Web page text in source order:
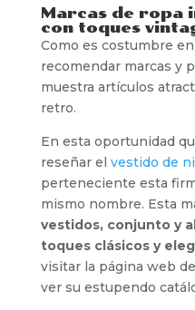
Marcas de ropa
con toques
Como es costumbre
recomendar marcas y
muestra artículos
retro.
En esta oportunidad
reseñar el vestido de
perteneciente esta
mismo nombre. Esta
vestidos, conjunto y
toques clásicos y
visitar la página web
ver su estupendo